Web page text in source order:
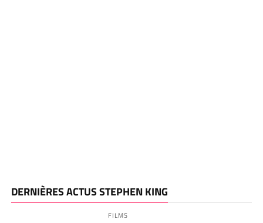
DERNIÈRES ACTUS STEPHEN KING
FILMS